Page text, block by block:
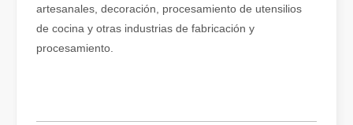
artesanales, decoración, procesamiento de utensilios
de cocina y otras industrias de fabricación y
procesamiento.